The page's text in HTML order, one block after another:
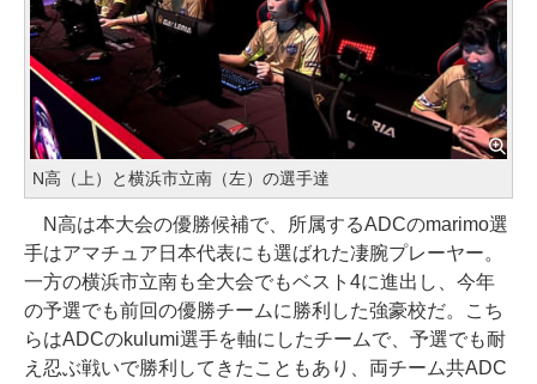
N高（上）と横浜市立南（左）の選手達
N高は本大会の優勝候補で、所属するADCのmarimo選
手はアマチュア日本代表にも選ばれた凄腕プレーヤー。
一方の横浜市立南も全大会でもベスト4に進出し、今年
の予選でも前回の優勝チームに勝利した強豪校だ。こち
らはADCのkulumi選手を軸にしたチームで、予選でも耐
え忍ぶ戦いで勝利してきたこともあり、両チーム共ADC